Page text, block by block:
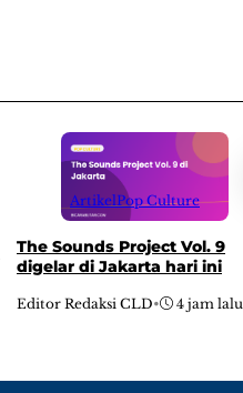
ArtikelPop Culture
The Sounds Project Vol. 9
digelar di Jakarta hari ini
Editor Redaksi CLD• 4 jam lalu